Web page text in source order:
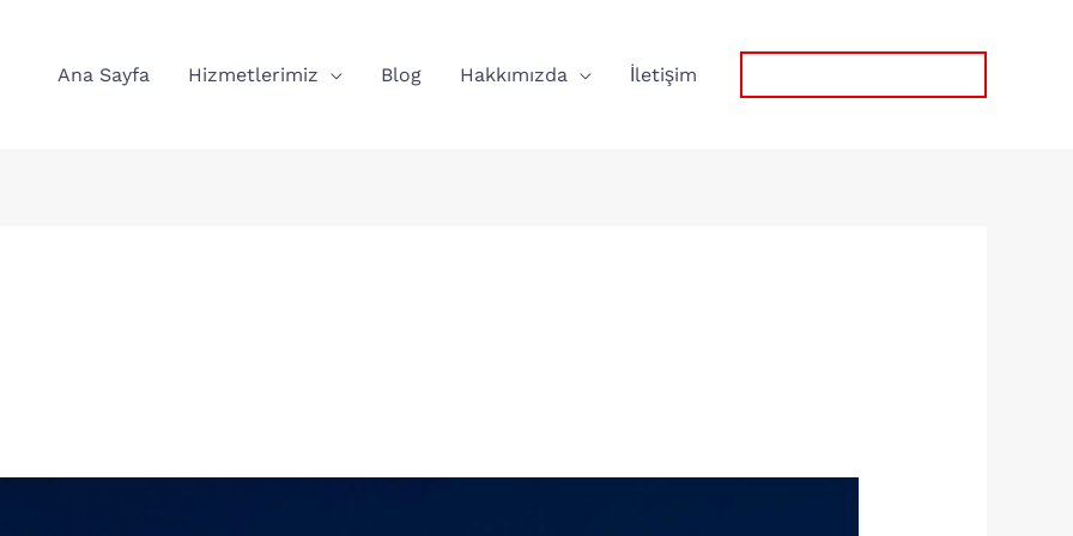
Ana Sayfa
Hizmetlerimiz Blog Hakkımızda İletişim